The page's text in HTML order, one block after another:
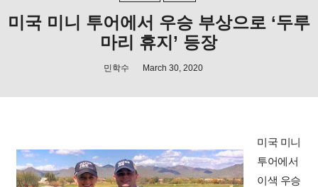
미국 미니 투어에서 우승 부상으로 ‘두루
마리 휴지’ 등장
민학수 March 30, 2020
미국 미니
투어에서
이색 우승